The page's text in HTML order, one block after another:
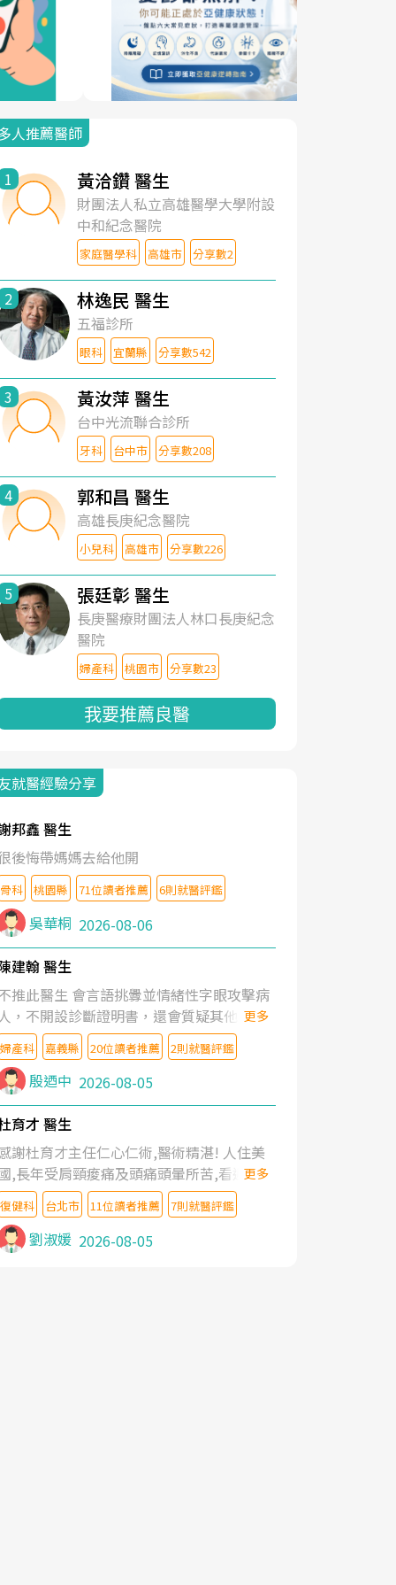
人推薦醫師
1 黃洽鑽 醫生
財團法人私立高雄醫學大學附設
中和紀念醫院
家庭醫學科 高雄市 分享數2
2 林逸民 醫生
五福診所
眼科 宜蘭縣 分享數542
3 黃汝萍 醫生
台中光流聯合診所
牙科 台中市 分享數208
4 郭和昌 醫生
高雄長庚紀念醫院
小兒科 高雄市 分享數226
5 張廷彰 醫生
長庚醫療財團法人林口長庚紀念
醫院
婦產科 桃園市 分享數23
我要推薦良醫
就醫經驗分享
邦鑫 醫生
後悔帶媽媽去給他開
骨科 桃園縣 71位讀者推薦 6則就醫評鑑
吳華桐 2026-08-06
建翰 醫生
推此醫生 會言語挑釁並情緒性字眼攻擊病
，不開設診斷證明書，還會質疑其他醫生
判斷！
更多
婦產科 嘉義縣 20位讀者推薦 2則就醫評鑑
殷迺中 2026-08-05
育才 醫生
謝杜育才主任仁心仁術,醫術精湛! 人住美
,長年受肩頸痠痛及頭痛頭暈所苦,看遍名醫
授,做了各種檢查,也嘗試過西醫打針,中醫
灸及物理徒手治療都沒有用,後來連吃到嗎
類止痛藥都效果有限,只是壓症狀,沒多久就
起來,多年失眠嚴重影響生活品質. 台灣親
更多
復健科 台北市 11位讀者推薦 7則就醫評鑑
劉淑媛 2026-08-05